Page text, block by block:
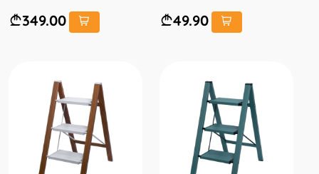
349.00 49.90